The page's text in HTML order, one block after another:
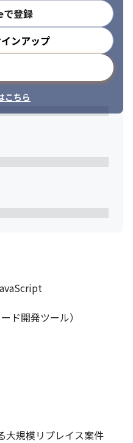
登録
ンアップ
こちら
ド開発ツール）
大規模リプレイス案件